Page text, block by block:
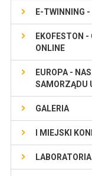
E-TWINNING -
EKOFESTON -
ONLINE
EUROPA -
SAMORZĄDU
GALERIA
I MIEJSKI